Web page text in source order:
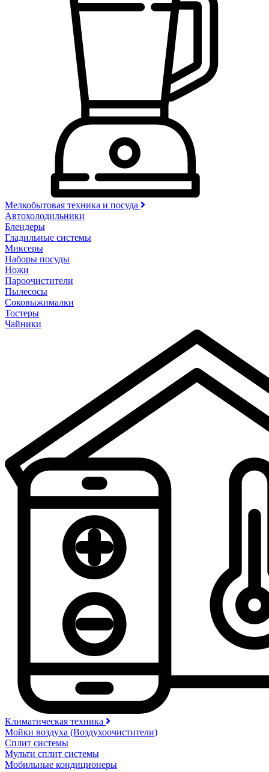
Мелкобытовая техника и посуда
Автохолодильники
Блендеры
Гладильные системы
Миксеры
Наборы посуды
Ножи
Пароочистители
Пылесосы
Соковыжималки
Тостеры
Чайники
Климатическая техника
Мойки воздуха (Воздухоочистители)
Сплит системы
Мульти сплит системы
Мобильные кондиционеры